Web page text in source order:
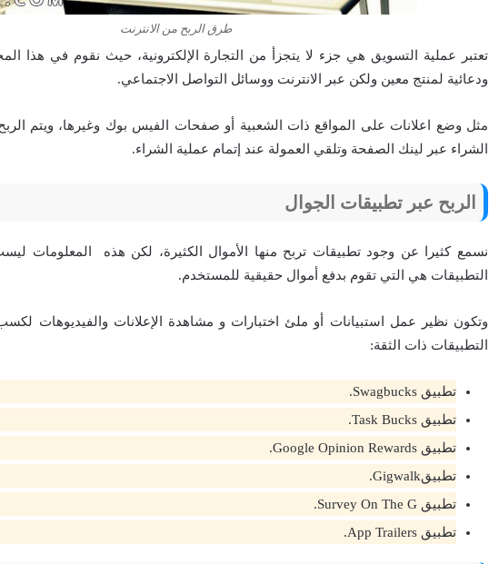
طرق الربح من الانترنت
تعتبر عملية التسويق هي جزء لا يتجزأ من التجارة الإلكترونية، حيث نقوم في هذا
ودعائية لمنتج معين ولكن عبر الانترنت ووسائل التواصل الاجتماعي.
مثل وضع اعلانات على المواقع ذات الشعبية أو صفحات الفيس بوك وغيرها، ويتم
الشراء عبر لينك الصفحة وتلقي العمولة عند إتمام عملية الشراء.
الربح عبر تطبيقات الجوال
نسمع كثيرا عن وجود تطبيقات تربح منها الأموال الكثيرة، لكن هذه المعلومات
التطبيقات هي التي تقوم بدفع أموال حقيقية للمستخدم.
وتكون نظير عمل استبيانات أو ملئ اختبارات و مشاهدة الإعلانات والفيديوهات
التطبيقات ذات الثقة:
تطبيق Swagbucks.
تطبيق Task Bucks.
تطبيق Google Opinion Rewards.
تطبيقGigwalk.
تطبيق Survey On The G.
تطبيق App Trailers.